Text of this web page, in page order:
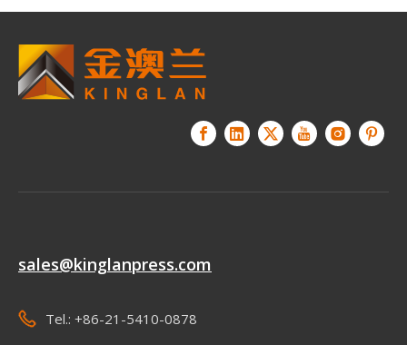
sales@kinglanpress.com
Tel.: +86-21-5410-0878